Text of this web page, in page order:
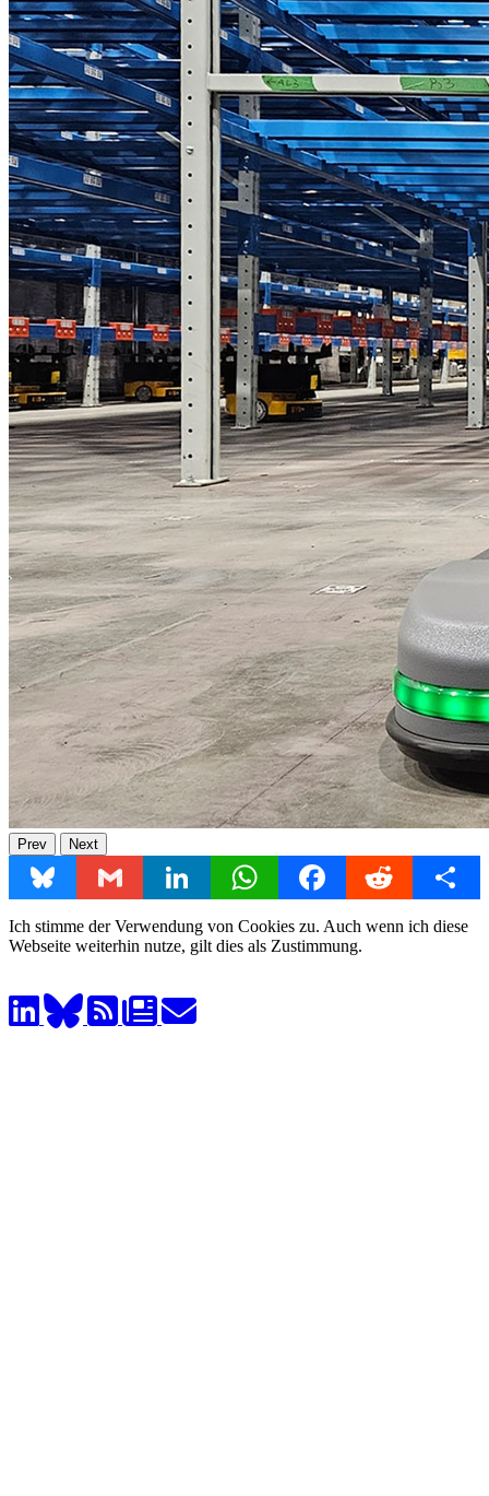
Prev Next
Bluesky Gmail LinkedIn WhatsAppFacebookReddit Share
Ich stimme der Verwendung von Cookies zu. Auch wenn ich diese
Webseite weiterhin nutze, gilt dies als Zustimmung.